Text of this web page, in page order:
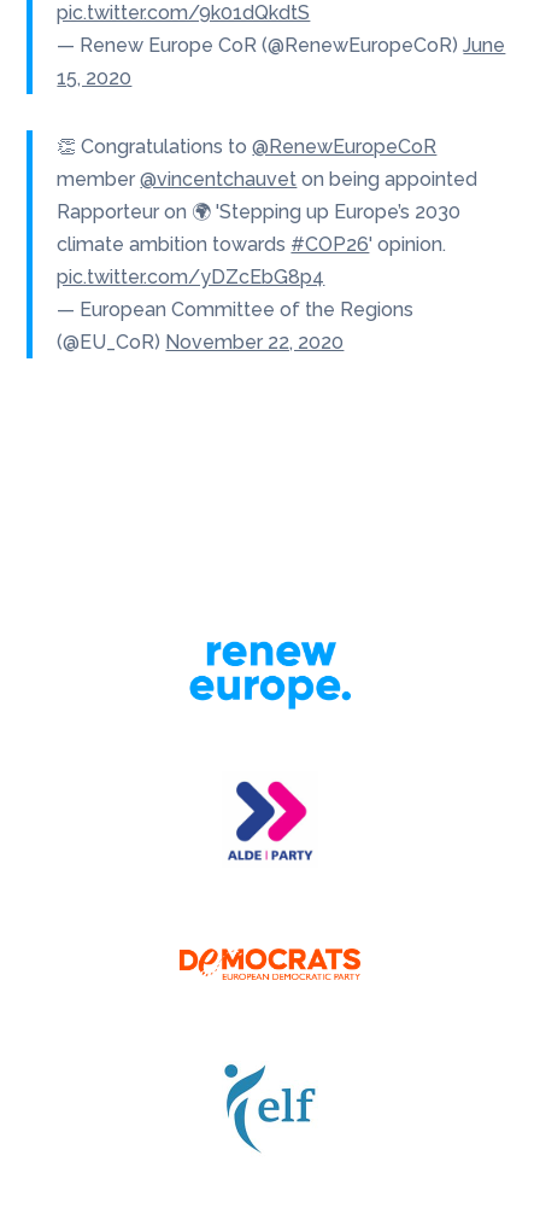
pic.twitter.com/9k01dQkdtS
— Renew Europe CoR (@RenewEuropeCoR)June
15, 2020
👏 Congratulations to@RenewEuropeCoR
member@vincentchauvet on being appointed
Rapporteur on 🌍 'Stepping up Europe’s 2030
climate ambition towards #COP26' opinion.
pic.twitter.com/yDZcEbG8p4
— European Committee of the Regions
(@EU_CoR) November 22, 2020